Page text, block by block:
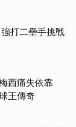
打二壘手挑戰
西痛失依靠
王傳奇